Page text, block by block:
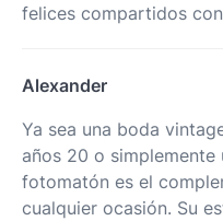
felices compartidos
Alexander
Ya sea una boda
años 20 o simplemente
fotomatón es el
cualquier ocasión. Su